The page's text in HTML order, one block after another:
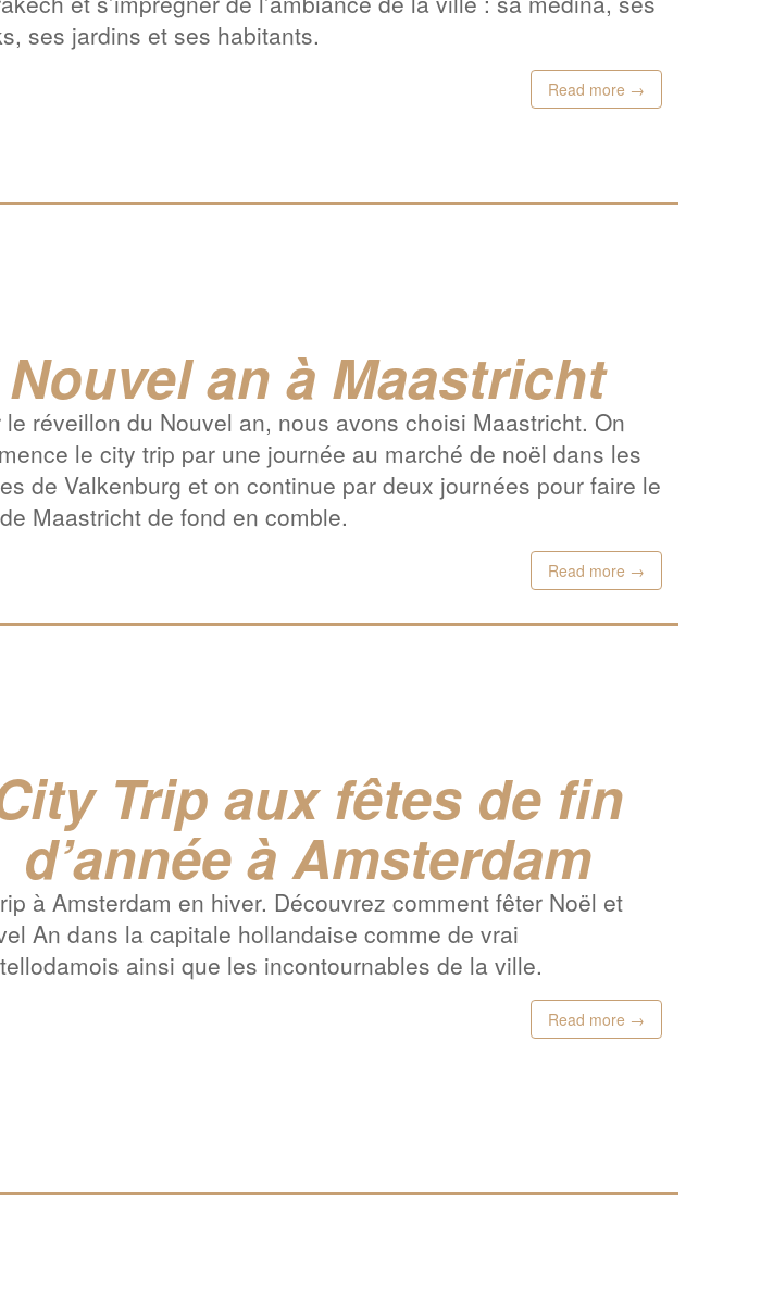
ses jardins et ses habitants.
Read more →
Nouvel an à Maastricht
le réveillon du Nouvel an, nous avons choisi Maastricht. On
le city trip par une journée au marché de noël dans les
de Valkenburg et on continue par deux journées pour faire le
Maastricht de fond en comble.
Read more →
Trip aux fêtes de fin
d’année à Amsterdam
à Amsterdam en hiver. Découvrez comment fêter Noël et
An dans la capitale hollandaise comme de vrai
ainsi que les incontournables de la ville.
Read more →